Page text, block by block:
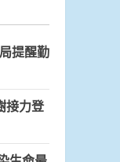
提醒勤
接力登